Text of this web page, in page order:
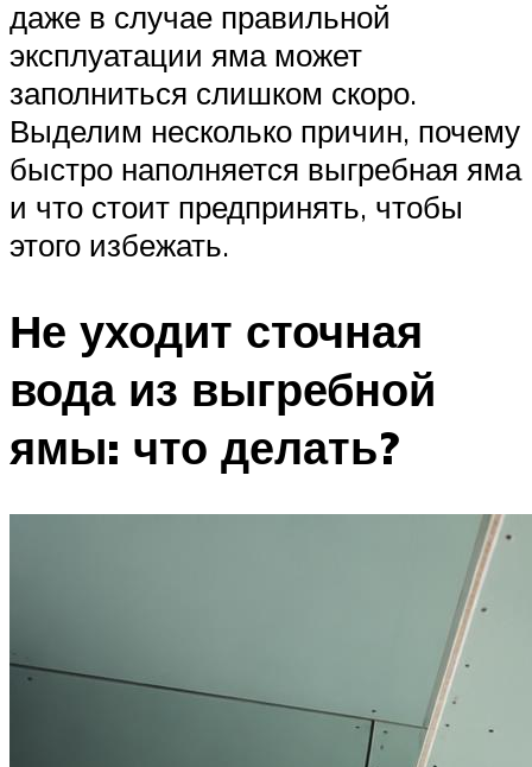
даже в случае правильной
эксплуатации яма может
заполниться слишком скоро.
Выделим несколько причин, почему
быстро наполняется выгребная яма
и что стоит предпринять, чтобы
этого избежать.
Не уходит сточная
вода из выгребной
ямы: что делать?